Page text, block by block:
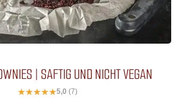
| SAFTIG UND NICHT VEGAN
5,0 (7)